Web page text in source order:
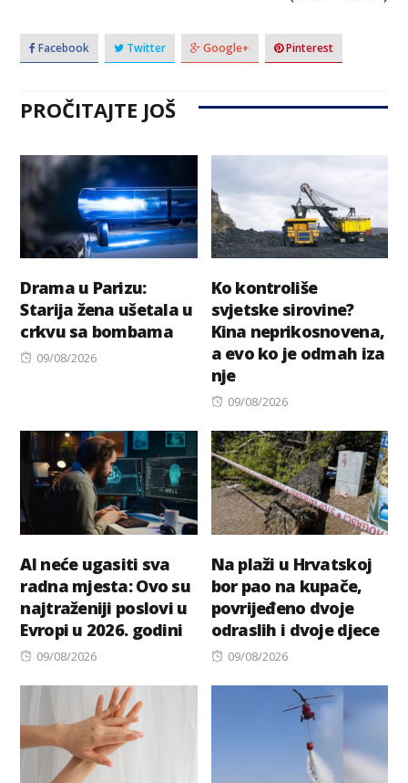
Facebook Twitter Google+ Pinterest
PROČITAJTE JOŠ
Drama u Parizu:
Starija žena ušetala u
crkvu sa bombama
Posted
09/08/2026
Ko kontroliše
svjetske sirovine?
Kina neprikosnovena,
a evo ko je odmah iza
nje
Posted
09/08/2026
AI neće ugasiti sva
radna mjesta: Ovo su
najtraženiji poslovi u
Evropi u 2026. godini
Posted
09/08/2026
Na plaži u Hrvatskoj
bor pao na kupače,
povrijeđeno dvoje
odraslih i dvoje djece
Posted
09/08/2026